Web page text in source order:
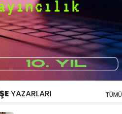
YAZARLARI TÜMÜ